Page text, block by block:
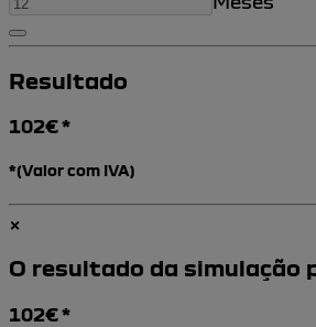
Resultado
102€ *
*(Valor com IVA)
×
O resultado da simulação
102€ *